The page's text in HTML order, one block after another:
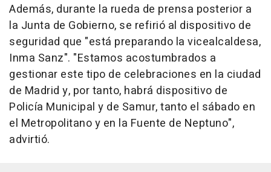
Además, durante la rueda de prensa posterior a
la Junta de Gobierno, se refirió al dispositivo de
seguridad que "está preparando la vicealcaldesa,
Inma Sanz". "Estamos acostumbrados a
gestionar este tipo de celebraciones en la ciudad
de Madrid y, por tanto, habrá dispositivo de
Policía Municipal y de Samur, tanto el sábado en
el Metropolitano y en la Fuente de Neptuno",
advirtió.